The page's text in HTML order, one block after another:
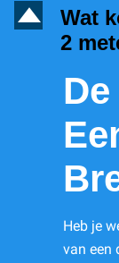
D
Wat
2
Heb je
van een